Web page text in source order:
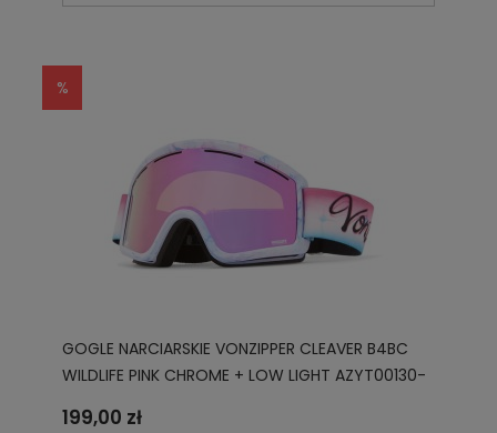
GOGLE NARCIARSKIE VONZIPPER CLEAVER B4BC
WILDLIFE PINK CHROME + LOW LIGHT AZYT00130-
199,00 zł